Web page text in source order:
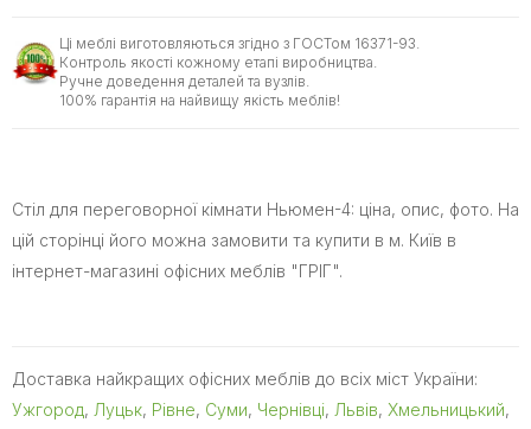
Ці меблі виготовляються згідно з ГОСТом 16371-93.
Контроль якості кожному етапі виробництва.
Ручне доведення деталей та вузлів.
100% гарантія на найвищу якість меблів!
Стіл для переговорної кімнати Ньюмен-4: ціна, опис, фото. На
цій сторінці його можна замовити та купити в м. Київ в
інтернет-магазині офісних меблів "ГРІГ".
Доставка найкращих офісних меблів до всіх міст України:
Ужгород, Луцьк, Рівне, Суми, Чернівці, Львів, Хмельницький,